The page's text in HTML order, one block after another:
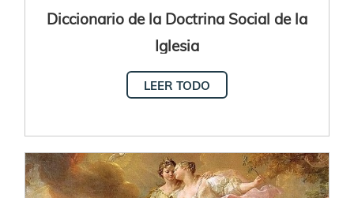
Diccionario de la Doctrina Social de la
Iglesia
LEER TODO